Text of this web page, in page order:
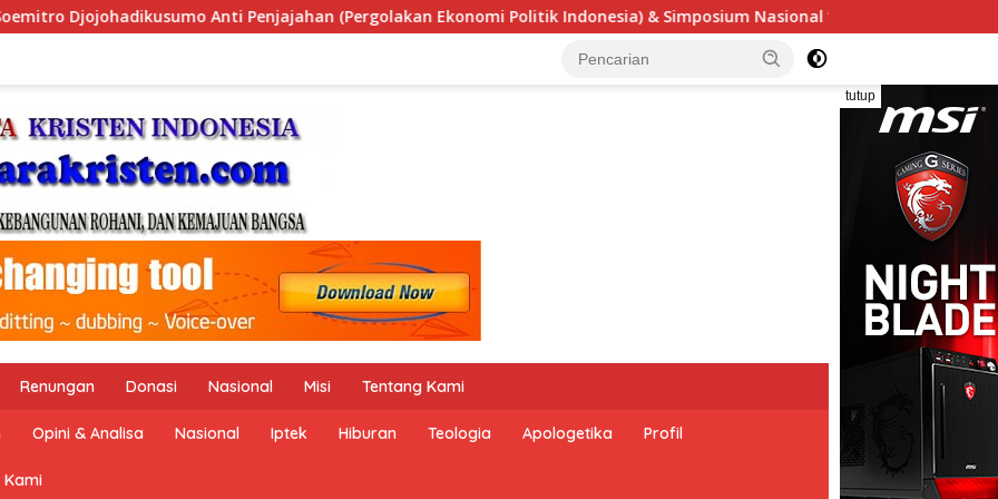
Ekonomi Politik Indonesia) & Simposium Nasional “Urgensi Undang-Undang Perekonomian Nasional dan
tutup
Renungan Donasi Nasional Misi Tentang Kami
Opini & Analisa Nasional Iptek Hiburan Teologia Apologetika Profil
Kami